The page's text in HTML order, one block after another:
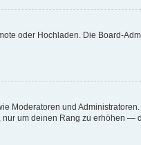
oder Hochladen. Die Board-
Moderatoren und
um deinen Rang zu erhöhen —